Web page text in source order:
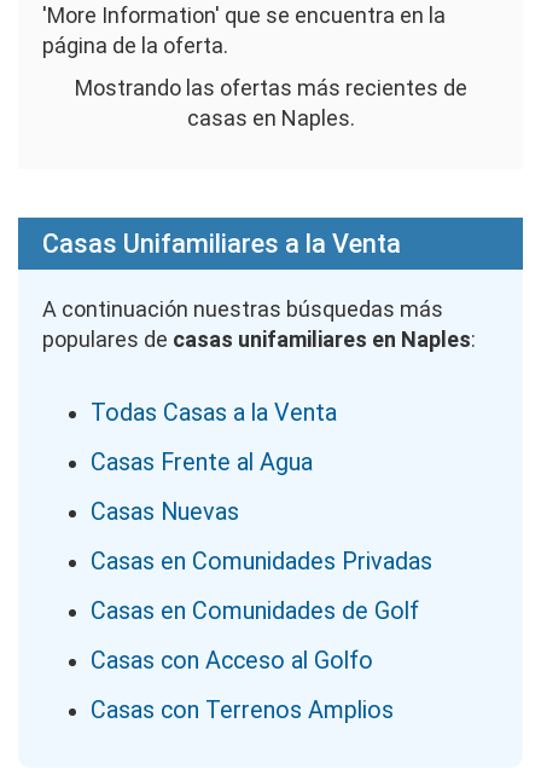
'More Information' que se encuentra en la
página de la oferta.
Mostrando las ofertas más recientes de
casas en Naples.
Casas Unifamiliares a la Venta
A continuación nuestras búsquedas más
populares de casas unifamiliares en Naples:
Todas Casas a la Venta
Casas Frente al Agua
Casas Nuevas
Casas en Comunidades Privadas
Casas en Comunidades de Golf
Casas con Acceso al Golfo
Casas con Terrenos Amplios